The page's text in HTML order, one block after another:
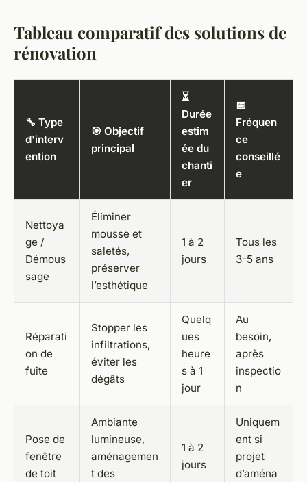
Tableau comparatif des solutions de
rénovation
🔧 Type
d'interv
ention
🎯 Objectif
principal
⏳
Durée
estim
ée du
chanti
er
📅
Fréquen
ce
conseillé
e
Nettoya
ge /
Démous
sage
Éliminer
mousse et
saletés,
préserver
l’esthétique
1 à 2
jours
Tous les
3-5 ans
Réparati
on de
fuite
Stopper les
infiltrations,
éviter les
dégâts
Quelq
ues
heure
s à 1
jour
Au
besoin,
après
inspectio
n
Pose de
fenêtre
de toit
Ambiante
lumineuse,
aménagemen
t des
1 à 2
jours
Uniquem
ent si
projet
d’aména